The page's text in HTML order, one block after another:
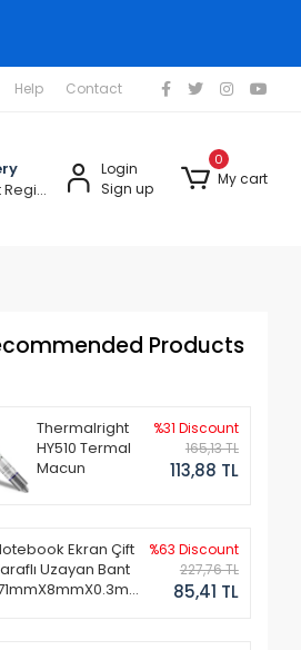
Help Contact
Select Region
Login
Sign up
0
My cart
Products
Thermalright
HY510 Termal
Macun
%31 Discount
165,13 TL
113,88 TL
Ekran Çift
Uzayan Bant
%63 Discount
227,76 TL
85,41 TL